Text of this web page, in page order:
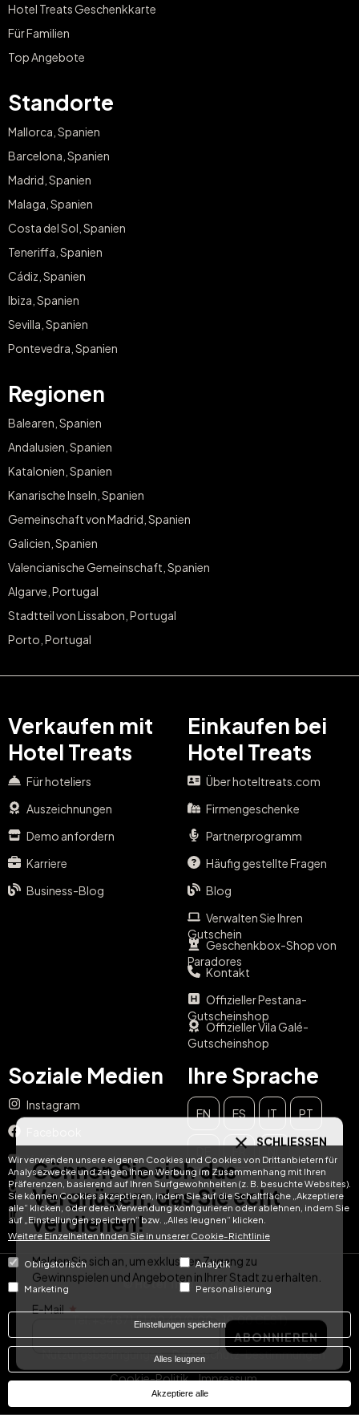
Wir verwenden unsere eigenen Cookies und Cookies von Drittanbietern für
Analysezwecke und zeigen Ihnen Werbung im Zusammenhang mit Ihren
Präferenzen, basierend auf Ihren Surfgewohnheiten (z. B. besuchte Websites).
Sie können Cookies akzeptieren, indem Sie auf die Schaltfläche „Akzeptiere
alle“ klicken, oder deren Verwendung konfigurieren oder ablehnen, indem Sie
auf „Einstellungen speichern“ bzw. „Alles leugnen“ klicken.
Weitere Einzelheiten finden Sie in unserer Cookie-Richtlinie
Obligatorisch Analytik
Marketing Personalisierung
Einstellungen speichern
Alles leugnen
Akzeptiere alle
Hotel Treats Geschenkkarte
Für Familien
Top Angebote
Standorte
Mallorca, Spanien
Barcelona, Spanien
Madrid, Spanien
Malaga, Spanien
Costa del Sol, Spanien
Teneriffa, Spanien
Cádiz, Spanien
Ibiza, Spanien
Sevilla, Spanien
Pontevedra, Spanien
Regionen
Balearen, Spanien
Andalusien, Spanien
Katalonien, Spanien
Kanarische Inseln, Spanien
Gemeinschaft von Madrid, Spanien
Galicien, Spanien
Valencianische Gemeinschaft, Spanien
Algarve, Portugal
Stadtteil von Lissabon, Portugal
Porto, Portugal
Verkaufen mit
Hotel Treats
Für hoteliers
Auszeichnungen
Demo anfordern
Karriere
Business-Blog
Einkaufen bei
Hotel Treats
Über hoteltreats.com
Firmengeschenke
Partnerprogramm
Häufig gestellte Fragen
Blog
Verwalten Sie Ihren
Gutschein
Geschenkbox-Shop von
Paradores
Kontakt
Offizieller Pestana-
Gutscheinshop
Offizieller Vila Galé-
Gutscheinshop
Soziale Medien
Instagram
YouTube
TikTok
LinkedIn
Ihre Sprache
EN ES IT PT
FR NL
© Hotel Treats 2026
Tel: +34 871 51 00 40 (9:00 - 19:00 CEST)
Nutzungsbedingungen
Datenschutz-bestimmungen
Cookie-Politik
Impressum
SCHLIESSEN
Gönnen Sie sich das
Vergnügen, das Sie echt
verdienen!
Melden Sie sich an, um exklusiven Zugang zu
Gewinnspielen und Angeboten in Ihrer Stadt zu erhalten.
E-Mail
ABONNIEREN